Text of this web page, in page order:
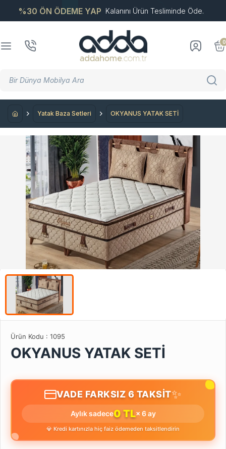
%30 ÖN ÖDEME YAP Kalanını Ürün Tesliminde Öde.
0
Yatak Baza Setleri OKYANUS YATAK SETİ
Ürün Kodu : 1095
OKYANUS YATAK SETİ
VADE FARKSIZ 6 TAKSİT✨
Aylık sadece0 TL× 6 ay
💎 Kredi kartınızla hiç faiz ödemeden taksitlendirin